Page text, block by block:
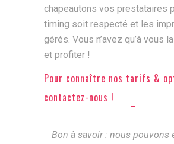
chapeautons vos prestataires
timing soit respecté et les
gérés. Vous n’avez qu’à vous
et profiter !
Pour connaître nos tarifs &
contactez-nous !
Bon à savoir : nous pouvons